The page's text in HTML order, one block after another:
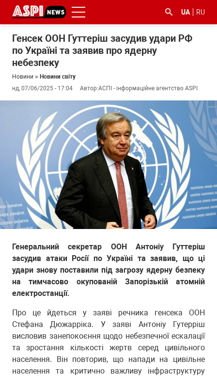
UA RU
Генсек ООН Гуттеріш засудив удари РФ
по Україні та заявив про ядерну
небезпеку
Новини » Новини світу
нд, 07/06/2025 - 17:04
Автор:АСПІ - інформаційне агентство ASPI
Генеральний секретар ООН Антоніу Гуттеріш
засудив атаки Росії по Україні та заявив, що ці
удари знову поставили під загрозу ядерну безпеку
на тимчасово окупованій Запорізькій атомній
електростанції.
Про це йдеться у заяві речника генсека ООН
Стефана Дюжарріка. У заяві Антоніу Гутерріш
висловив занепокоєння щодо небезпечної ескалації
та зростання кількості жертв серед цивільного
населення. Він повторив, що напади на цивільне
населення та критично важливу інфраструктуру
#боротьба
корупцією
#ДФС #Київ #коронавірус